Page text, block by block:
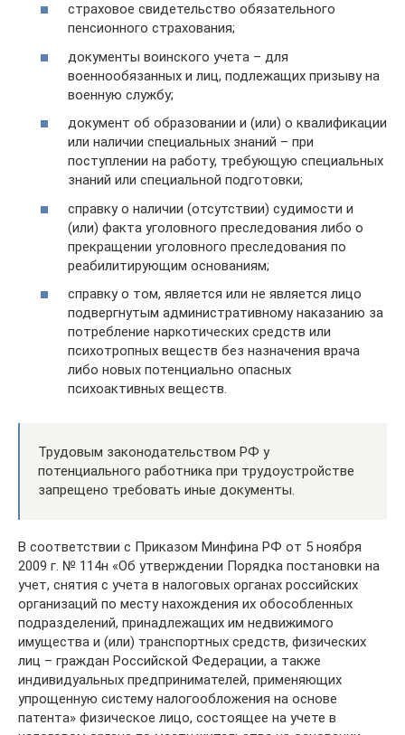
страховое свидетельство обязательного
пенсионного страхования;
документы воинского учета – для
военнообязанных и лиц, подлежащих призыву на
военную службу;
документ об образовании и (или) о квалификации
или наличии специальных знаний – при
поступлении на работу, требующую специальных
знаний или специальной подготовки;
справку о наличии (отсутствии) судимости и
(или) факта уголовного преследования либо о
прекращении уголовного преследования по
реабилитирующим основаниям;
справку о том, является или не является лицо
подвергнутым административному наказанию за
потребление наркотических средств или
психотропных веществ без назначения врача
либо новых потенциально опасных
психоактивных веществ.
Трудовым законодательством РФ у
потенциального работника при трудоустройстве
запрещено требовать иные документы.
В соответствии с Приказом Минфина РФ от 5 ноября
2009 г. № 114н «Об утверждении Порядка постановки на
учет, снятия с учета в налоговых органах российских
организаций по месту нахождения их обособленных
подразделений, принадлежащих им недвижимого
имущества и (или) транспортных средств, физических
лиц – граждан Российской Федерации, а также
индивидуальных предпринимателей, применяющих
упрощенную систему налогообложения на основе
патента» физическое лицо, состоящее на учете в